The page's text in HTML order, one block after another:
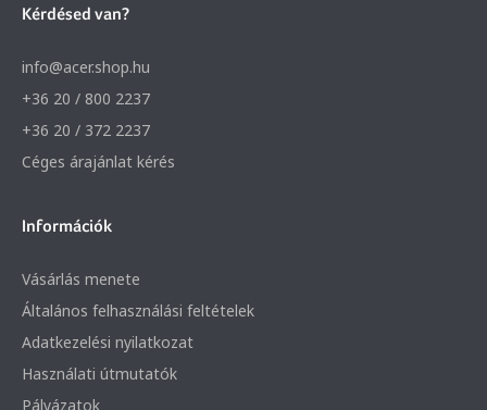
Kérdésed van?
info@acer.shop.hu
+36 20 / 800 2237
+36 20 / 372 2237
Céges árajánlat kérés
Információk
Vásárlás menete
Általános felhasználási feltételek
Adatkezelési nyilatkozat
Használati útmutatók
Pályázatok